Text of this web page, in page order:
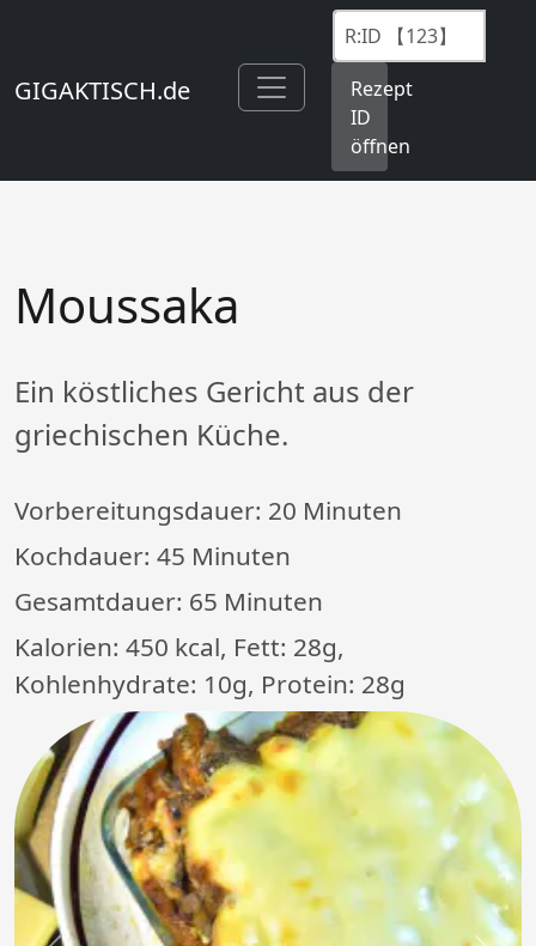
GIGAKTISCH.de
Rezept
ID
öffnen
Moussaka
Ein köstliches Gericht aus der
griechischen Küche.
Vorbereitungsdauer: 20 Minuten
Kochdauer: 45 Minuten
Gesamtdauer: 65 Minuten
Kalorien: 450 kcal, Fett: 28g,
Kohlenhydrate: 10g, Protein: 28g